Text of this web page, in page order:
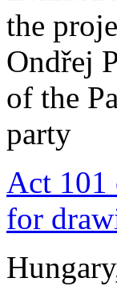
the
Ondřej
of the
party
Act 101
for